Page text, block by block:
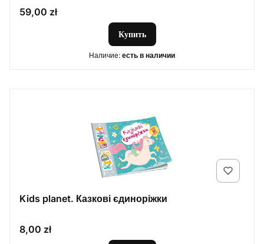
Цена
59,00 zł
Купить
Наличие: есть в наличии
Kids planet. Казкові єдиноріжки
Цена
8,00 zł